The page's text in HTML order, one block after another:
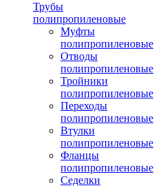
Трубы
полипропиленовые
Муфты
полипропиленовые
Отводы
полипропиленовые
Тройники
полипропиленовые
Переходы
полипропиленовые
Втулки
полипропиленовые
Фланцы
полипропиленовые
Седелки